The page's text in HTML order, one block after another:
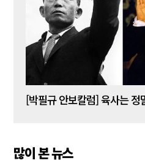
[박필규 안보칼럼] 육사는 정
많이 본 뉴스